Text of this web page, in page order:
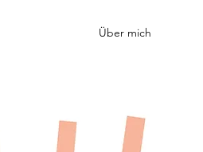
Über mich